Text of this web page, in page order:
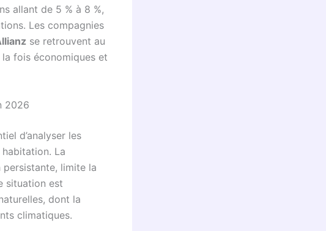
allant de 5 % à 8 %,
Les compagnies
se retrouvent au
fois économiques et
2026
d’analyser les
La
limite la
situation est
dont la
climatiques.